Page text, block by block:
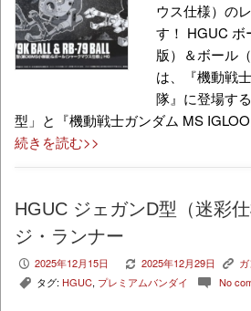
ウス仕様）の
す！ HGUC ボ
版）＆ボール
は、『機動戦
隊』に登場す
型」と『機動戦士ガンダム MS
続きを読む>>
HGUC ジェガンD型（迷彩
ジ・ランナー
P 2025年12月15日 V 2025年12月29日 K
, タグ: HGUC, プレミアムバンダイ c No